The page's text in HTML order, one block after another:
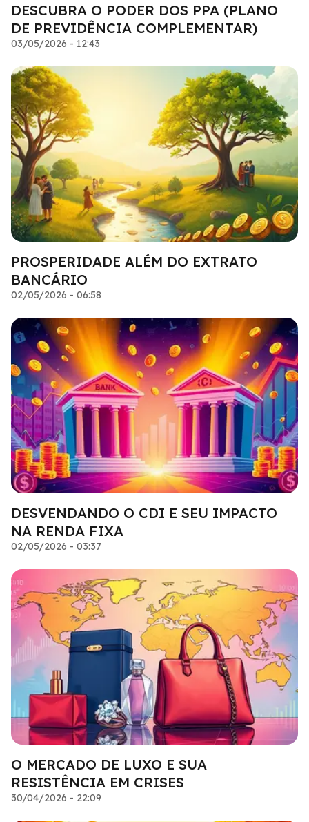
DESCUBRA O PODER DOS PPA (PLANO
DE PREVIDÊNCIA COMPLEMENTAR)
03/05/2026 - 12:43
PROSPERIDADE ALÉM DO EXTRATO
BANCÁRIO
02/05/2026 - 06:58
DESVENDANDO O CDI E SEU IMPACTO
NA RENDA FIXA
02/05/2026 - 03:37
O MERCADO DE LUXO E SUA
RESISTÊNCIA EM CRISES
30/04/2026 - 22:09